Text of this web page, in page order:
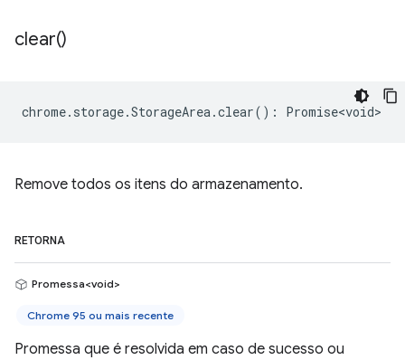
clear()
chrome. storage.StorageArea.clear() : Promise<void>
Remove todos os itens do armazenamento.
RETORNA
Promessa<void>
Chrome 95 ou mais recente
Promessa que é resolvida em caso de sucesso ou